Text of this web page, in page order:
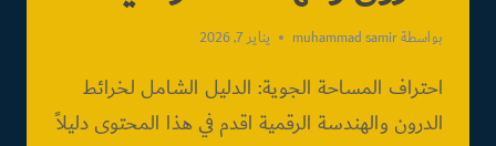
بواسطةmuhammad samir يناير 7, 2026
احتراف المساحة الجوية: الدليل الشامل لخرائط
الدرون والهندسة الرقمية اقدم في هذا المحتوى دليلاً